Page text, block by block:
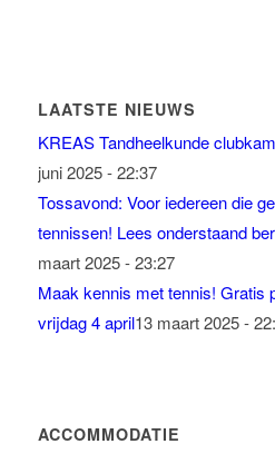
LAATSTE NIEUWS
KREAS Tandheelkunde
juni 2025 - 22:37
Tossavond: Voor iedereen die
tennissen! Lees onderstaand
maart 2025 - 23:27
Maak kennis met tennis! Gratis
vrijdag 4 april13 maart 2025 -
ACCOMMODATIE